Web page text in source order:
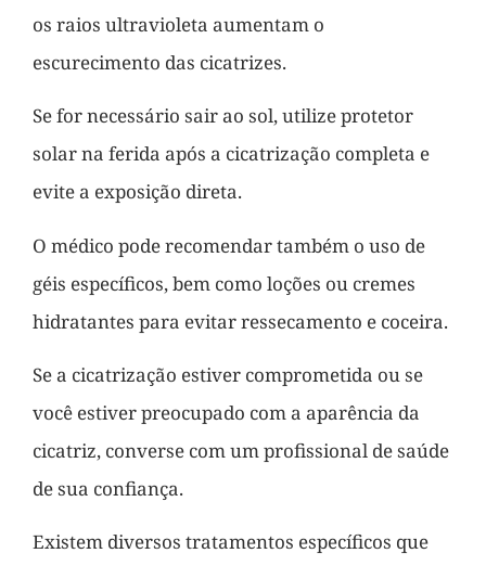
os raios ultravioleta aumentam o
escurecimento das cicatrizes.
Se for necessário sair ao sol, utilize protetor
solar na ferida após a cicatrização completa e
evite a exposição direta.
O médico pode recomendar também o uso de
géis específicos, bem como loções ou cremes
hidratantes para evitar ressecamento e coceira.
Se a cicatrização estiver comprometida ou se
você estiver preocupado com a aparência da
cicatriz, converse com um profissional de saúde
de sua confiança.
Existem diversos tratamentos específicos que